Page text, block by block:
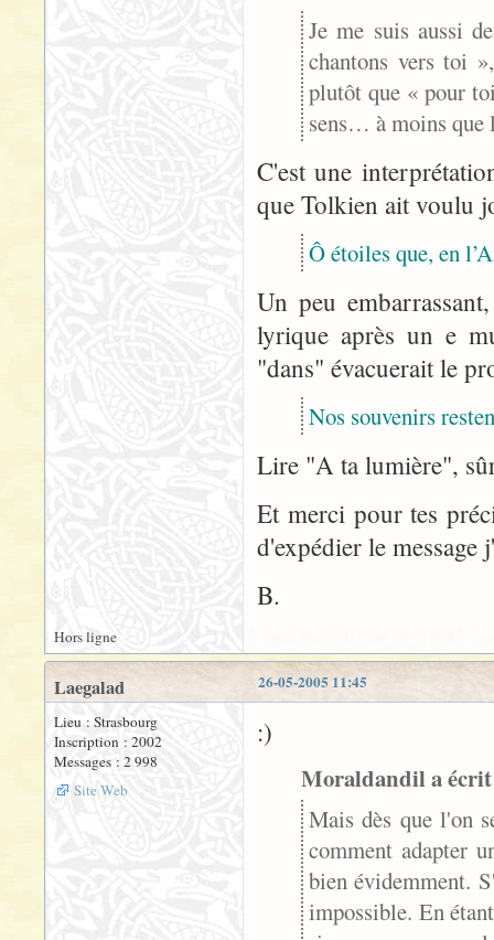
Je me suis aussi
chantons vers toi
plutôt que « pour
sens… à moins que
C'est une
que Tolkien ait voulu
Ô étoiles que, en
Un peu
lyrique après un e
"dans" évacuerait le
Nos souvenirs
Lire "A ta lumière",
Et merci pour tes
d'expédier le
B.
Hors ligne
26-05-2005 11:45
Laegalad
Lieu : Strasbourg
Inscription : 2002
Messages : 2 998
Site Web
:)
Moraldandil a
Mais dès que l'on
comment adapter
bien évidemment.
impossible. En